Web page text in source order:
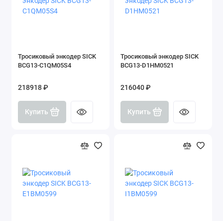
Тросиковый энкодер SICK
BCG13-C1QM05S4
218918 ₽
Купить
Тросиковый энкодер SICK
BCG13-D1HM0521
216040 ₽
Купить